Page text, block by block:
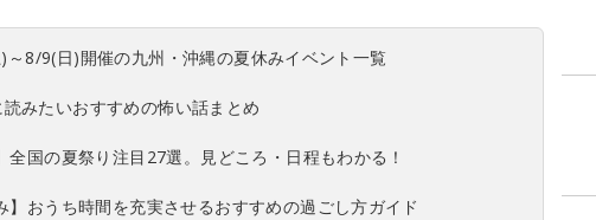
～8/9(日)開催の九州・沖縄の夏休みイベント一覧
読みたいおすすめの怖い話まとめ
全国の夏祭り注目27選。見どころ・日程もわかる！
】おうち時間を充実させるおすすめの過ごし方ガイド